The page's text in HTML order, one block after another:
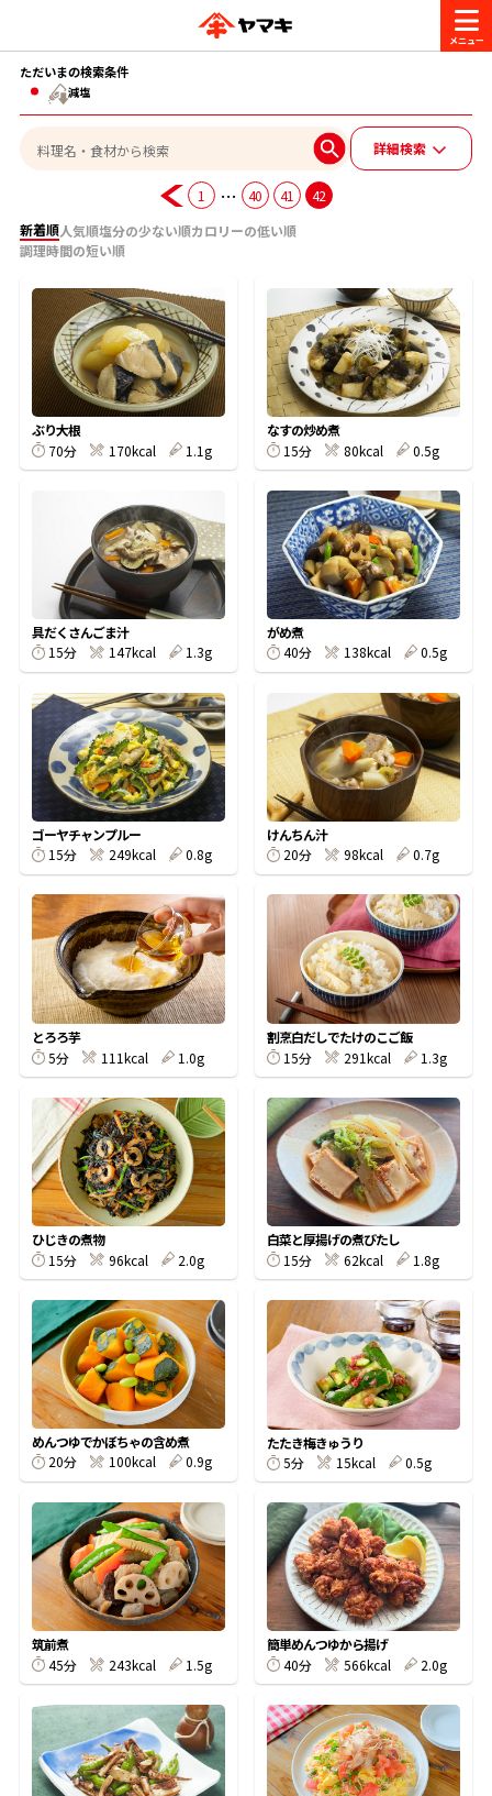
商品情報
ヤマキ『めんつゆ』 ヤマキ 割烹白だし
旨さ、別格。だし屋の鍋
サッと鍋® 楽チン鍋®
楽チン屋® ストレートつゆ
新鮮一番 『氷熟®』
『踊り節』
鰹節屋の
だしパック
レシピ
おいしいレシピを探す
おいしいレシピトップ
主食レシピ
主菜レシピ
汁物レシピ
時短レシピ
おいしいレシピを商品から探す
かつお節レシピ
めんつゆレシピ
割烹白だしレシピ
レシピ特設サイト
割烹白だしレシピ特集
かつおだしが決め手！簡単茶碗蒸し
かつお節・だしを楽しむ
かつお節・だしを知る
だしの取り方
かつお節の削り方
かつお節・だしをもっと知る
ヤマキ かつお節プラス®
かつお節・だしを楽しむ
だしコミュ
CM・キャンペーン
キャンペーン一覧
企業・採用情報
企業情報
- ヤマキ かつお節プラス®
採用情報
- ジョブリターン制
お問い合わせ
コミュニティサイト
Global
ただいまの検索条件
減塩
詳細検索
1 … 40 41
42
新着順人気順塩分の少ない順カロリーの低い順
調理時間の短い順
ぶり大根
70分
170kcal 1.1g
なすの炒め煮
15分
80kcal 0.5g
具だくさんごま汁
15分
147kcal 1.3g
がめ煮
40分
138kcal 0.5g
ゴーヤチャンプルー
15分
249kcal 0.8g
けんちん汁
20分
98kcal 0.7g
とろろ芋
5分
111kcal 1.0g
割烹白だしでたけのこご飯
15分
291kcal 1.3g
ひじきの煮物
15分
96kcal 2.0g
白菜と厚揚げの煮びたし
15分
62kcal 1.8g
めんつゆでかぼちゃの含め煮
20分
100kcal 0.9g
たたき梅きゅうり
5分
15kcal 0.5g
筑前煮
45分
243kcal 1.5g
簡単めんつゆから揚げ
40分
566kcal 2.0g